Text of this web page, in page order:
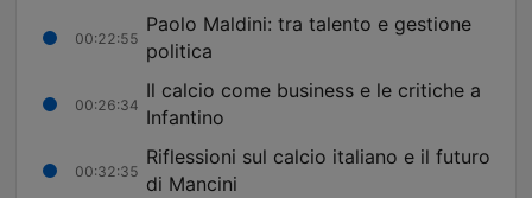
00:22:55
Paolo Maldini: tra talento e gestione
politica
00:26:34
Il calcio come business e le critiche a
Infantino
00:32:35
Riflessioni sul calcio italiano e il futuro
di Mancini